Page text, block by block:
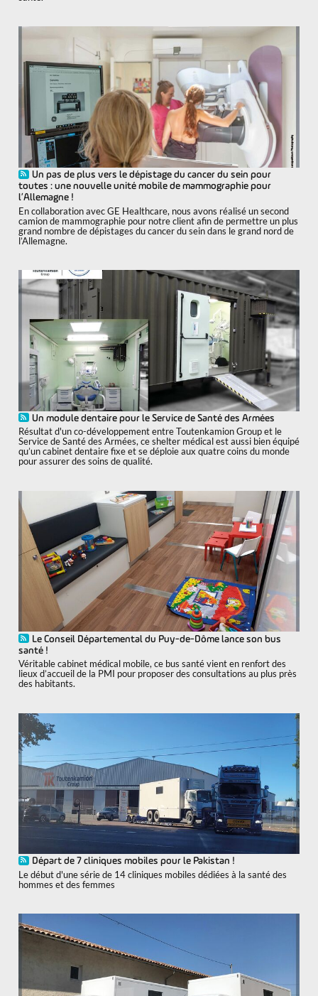
Un pas de plus vers le dépistage du cancer du sein pour
toutes : une nouvelle unité mobile de mammographie pour
l’Allemagne !
En collaboration avec GE Healthcare, nous avons réalisé un second
camion de mammographie pour notre client afin de permettre un plus
grand nombre de dépistages du cancer du sein dans le grand nord de
l’Allemagne.
Un module dentaire pour le Service de Santé des Armées
Résultat d'un co-développement entre Toutenkamion Group et le
Service de Santé des Armées, ce shelter médical est aussi bien équipé
qu’un cabinet dentaire fixe et se déploie aux quatre coins du monde
pour assurer des soins de qualité.
Le Conseil Départemental du Puy-de-Dôme lance son bus
santé !
Véritable cabinet médical mobile, ce bus santé vient en renfort des
lieux d’accueil de la PMI pour proposer des consultations au plus près
des habitants.
Départ de 7 cliniques mobiles pour le Pakistan !
Le début d'une série de 14 cliniques mobiles dédiées à la santé des
hommes et des femmes